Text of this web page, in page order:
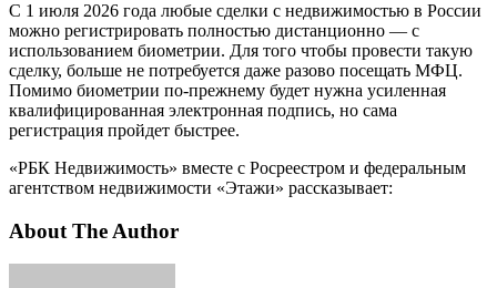
С 1 июля 2026 года любые сделки с недвижимостью в России
можно регистрировать полностью дистанционно — с
использованием биометрии. Для того чтобы провести такую
сделку, больше не потребуется даже разово посещать МФЦ.
Помимо биометрии по-прежнему будет нужна усиленная
квалифицированная электронная подпись, но сама
регистрация пройдет быстрее.
«РБК Недвижимость» вместе с Росреестром и федеральным
агентством недвижимости «Этажи» рассказывает:
About The Author